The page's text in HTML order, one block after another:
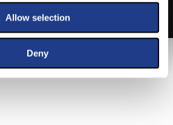
Allow selection
Deny
A JEGYVÁSÁRLÁSI INFORMÁCIÓKAT ITT TALÁLJA.